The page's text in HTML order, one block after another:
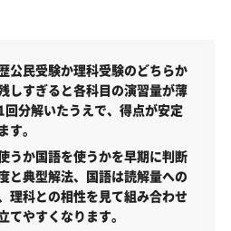
環境科学部・関連学部を偏差値
学部受験生からのよくある質問
公民受験か理科受験のどちらか
しすぎると各科目の演習量が薄
分解いたうえで、得点が安定
。
うか国語を使うかを早期に判断
と典型解法、国語は読解量への
理科との相性を見て組み合わせ
てやすくなります。